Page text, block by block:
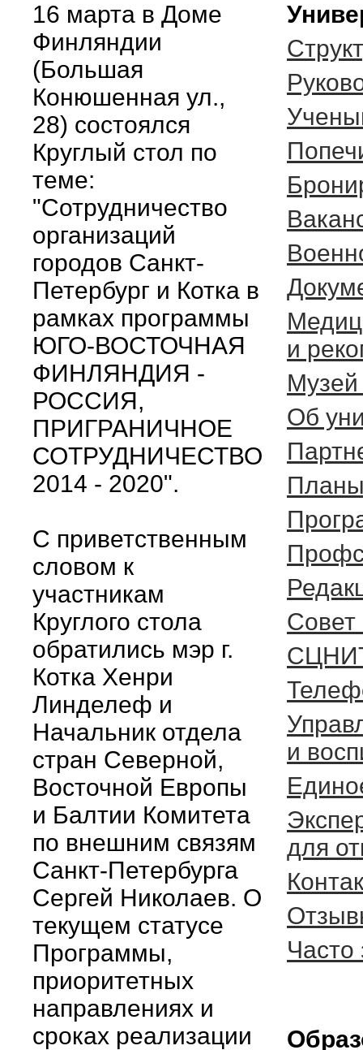
16 марта в Доме
Финляндии
(Большая
Конюшенная ул.,
28) состоялся
Круглый стол по
теме:
"Сотрудничество
организаций
городов Санкт-
Петербург и Котка в
рамках программы
ЮГО-ВОСТОЧНАЯ
ФИНЛЯНДИЯ -
РОССИЯ,
ПРИГРАНИЧНОЕ
СОТРУДНИЧЕСТВО
2014 - 2020".
С приветственным
словом к
участникам
Круглого стола
обратились мэр г.
Котка Хенри
Линделеф и
Начальник отдела
стран Северной,
Восточной Европы
и Балтии Комитета
по внешним связям
Санкт-Петербурга
Сергей Николаев. О
текущем статусе
Программы,
приоритетных
направлениях и
сроках реализации
и
Музей
Об
и
для